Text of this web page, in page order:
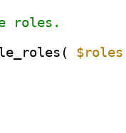
roles.
$roles